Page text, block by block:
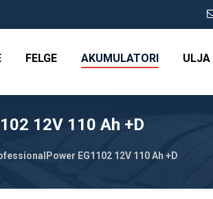
FELGE AKUMULATORI ULJA
12V 110 Ah +D
EG1102 12V 110 Ah +D